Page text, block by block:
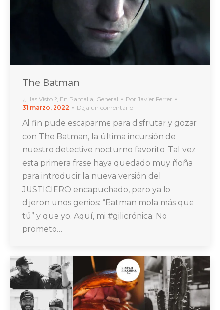
The Batman
¿ Has Visto ?, En Pantalla, General Por Javier Ferrer
31 marzo, 2022
Deja un comentario
Al fin pude escaparme para disfrutar y gozar
con The Batman, la última incursión de
nuestro detective nocturno favorito. Tal vez
esta primera frase haya quedado muy ñoña
para introducir la nueva versión del
JUSTICIERO encapuchado, pero ya lo
dijeron unos genios: “Batman mola más que
tú” y que yo. Aquí, mi #gilicrónica. No
prometo…